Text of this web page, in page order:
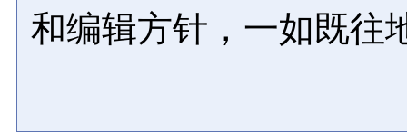
和编辑方针，一如既往